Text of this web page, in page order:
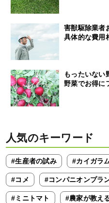
害獣駆除業者
具体的な費用
もったいない
野菜でお得に
人気のキーワード
#生産者の試み #カイガラ
#コメ #コンパニオンプラ
#ミニトマト #農家が教え